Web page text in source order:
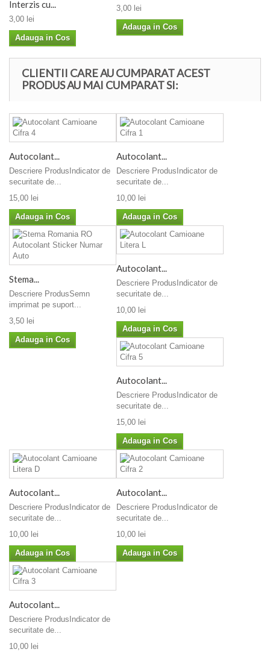
Interzis cu...
3,00 lei
Adauga in Cos
3,00 lei
Adauga in Cos
CLIENTII CARE AU CUMPARAT ACEST
PRODUS AU MAI CUMPARAT SI:
Autocolant...
Descriere ProdusIndicator de
securitate de...
15,00 lei
Adauga in Cos
Autocolant...
Descriere ProdusIndicator de
securitate de...
10,00 lei
Adauga in Cos
Stema...
Descriere ProdusSemn
imprimat pe suport...
3,50 lei
Adauga in Cos
Autocolant...
Descriere ProdusIndicator de
securitate de...
10,00 lei
Adauga in Cos
Autocolant...
Descriere ProdusIndicator de
securitate de...
15,00 lei
Adauga in Cos
Autocolant...
Descriere ProdusIndicator de
securitate de...
10,00 lei
Adauga in Cos
Autocolant...
Descriere ProdusIndicator de
securitate de...
10,00 lei
Adauga in Cos
Autocolant...
Descriere ProdusIndicator de
securitate de...
10,00 lei